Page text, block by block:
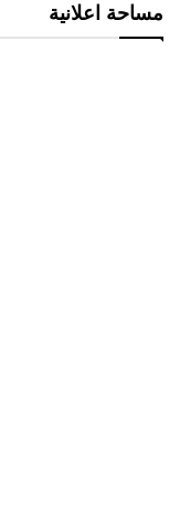
مساحة اعلانية